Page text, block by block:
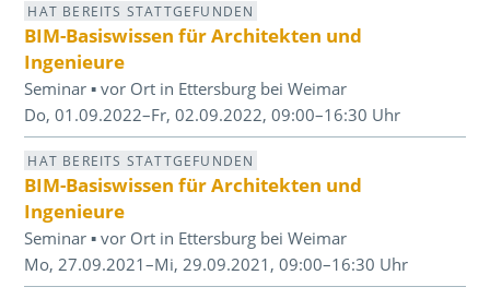
HAT BEREITS STATTGEFUNDEN
BIM-Basiswissen für Architekten und
Ingenieure
Seminar ▪ vor Ort in Ettersburg bei Weimar
Do, 01.09.2022–Fr, 02.09.2022, 09:00–16:30 Uhr
HAT BEREITS STATTGEFUNDEN
BIM-Basiswissen für Architekten und
Ingenieure
Seminar ▪ vor Ort in Ettersburg bei Weimar
Mo, 27.09.2021–Mi, 29.09.2021, 09:00–16:30 Uhr